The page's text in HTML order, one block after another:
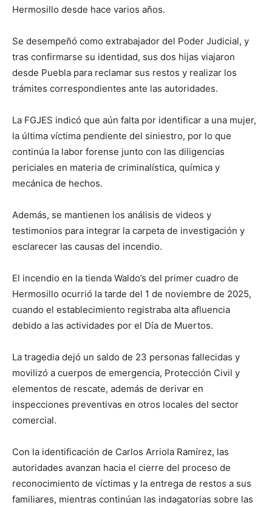
Hermosillo desde hace varios años.
Se desempeñó como extrabajador del Poder Judicial, y
tras confirmarse su identidad, sus dos hijas viajaron
desde Puebla para reclamar sus restos y realizar los
trámites correspondientes ante las autoridades.
La FGJES indicó que aún falta por identificar a una mujer,
la última víctima pendiente del siniestro, por lo que
continúa la labor forense junto con las diligencias
periciales en materia de criminalística, química y
mecánica de hechos.
Además, se mantienen los análisis de videos y
testimonios para integrar la carpeta de investigación y
esclarecer las causas del incendio.
El incendio en la tienda Waldo’s del primer cuadro de
Hermosillo ocurrió la tarde del 1 de noviembre de 2025,
cuando el establecimiento registraba alta afluencia
debido a las actividades por el Día de Muertos.
La tragedia dejó un saldo de 23 personas fallecidas y
movilizó a cuerpos de emergencia, Protección Civil y
elementos de rescate, además de derivar en
inspecciones preventivas en otros locales del sector
comercial.
Con la identificación de Carlos Arriola Ramírez, las
autoridades avanzan hacia el cierre del proceso de
reconocimiento de víctimas y la entrega de restos a sus
familiares, mientras continúan las indagatorias sobre las